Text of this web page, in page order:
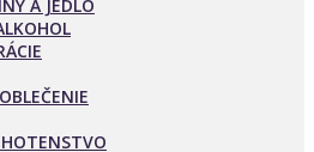
A JEDLO